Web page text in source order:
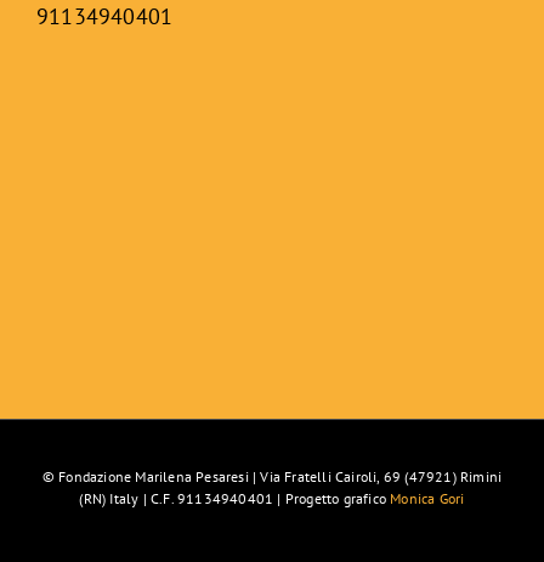
91134940401
© Fondazione Marilena Pesaresi | Via Fratelli Cairoli, 69 (47921) Rimini
(RN) Italy | C.F. 91134940401 | Progetto grafico Monica Gori